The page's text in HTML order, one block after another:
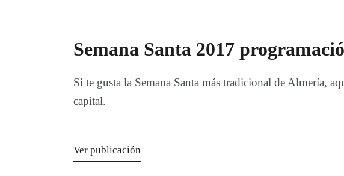
Semana Santa 2017
Si te gusta la Semana Santa más tradicional de Almería,
capital.
Ver publicación